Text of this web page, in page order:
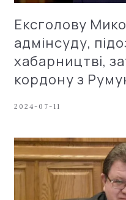
Ексголову
адмінсуду,
хабарництві,
кордону з
2024-07-11